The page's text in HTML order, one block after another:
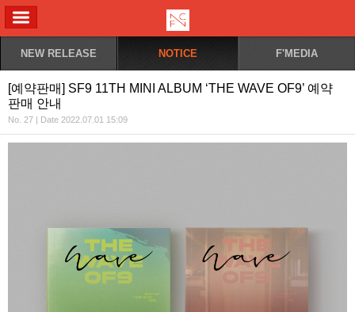
NEW RELEASE NOTICE F'MEDIA
[예약판매] SF9 11TH MINI ALBUM ‘THE WAVE OF9’ 예약
판매 안내
No. 27 | Date 2022.07.01 15:09